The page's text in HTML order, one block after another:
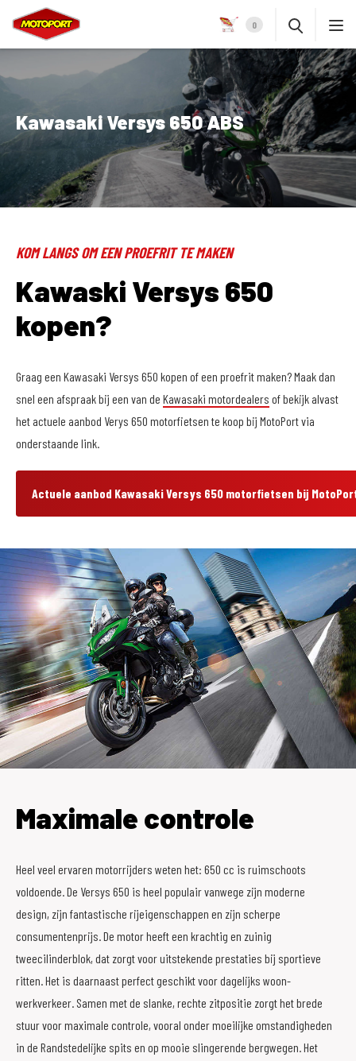
0
Kawasaki Versys 650 ABS
KOM LANGS OM EEN PROEFRIT TE MAKEN
Kawaski Versys 650
kopen?
Graag een Kawasaki Versys 650 kopen of een proefrit maken? Maak dan
snel een afspraak bij een van de Kawasaki motordealers of bekijk alvast
het actuele aanbod Verys 650 motorfietsen te koop bij MotoPort via
onderstaande link.
Actuele aanbod Kawasaki Versys 650 motorfietsen bij
Maximale controle
Heel veel ervaren motorrijders weten het: 650 cc is ruimschoots
voldoende. De Versys 650 is heel populair vanwege zijn moderne
design, zijn fantastische rijeigenschappen en zijn scherpe
consumentenprijs. De motor heeft een krachtig en zuinig
tweecilinderblok, dat zorgt voor uitstekende prestaties bij sportieve
ritten. Het is daarnaast perfect geschikt voor dagelijks woon-
werkverkeer. Samen met de slanke, rechte zitpositie zorgt het brede
stuur voor maximale controle, vooral onder moeilijke omstandigheden
in de Randstedelijke spits en op mooie slingerende bergwegen. Het